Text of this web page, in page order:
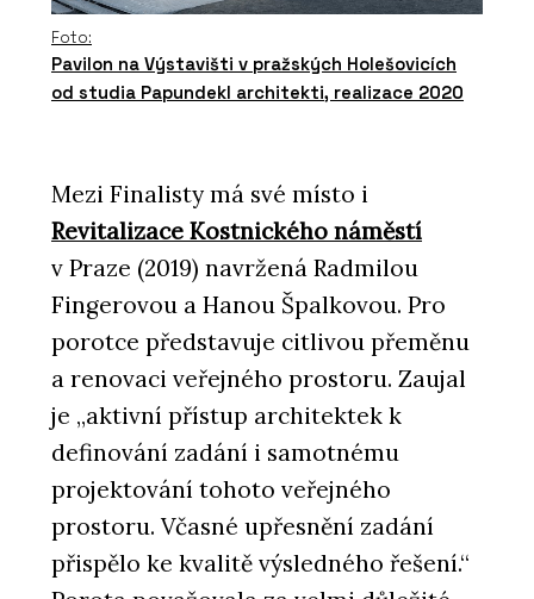
Foto:
Pavilon na Výstavišti v pražských Holešovicích
od studia Papundekl architekti, realizace 2020
Mezi Finalisty má své místo i
Revitalizace Kostnického náměstí
v Praze (2019) navržená Radmilou
Fingerovou a Hanou Špalkovou. Pro
porotce představuje citlivou přeměnu
a renovaci veřejného prostoru. Zaujal
je „aktivní přístup architektek k
definování zadání i samotnému
projektování tohoto veřejného
prostoru. Včasné upřesnění zadání
přispělo ke kvalitě výsledného řešení.“